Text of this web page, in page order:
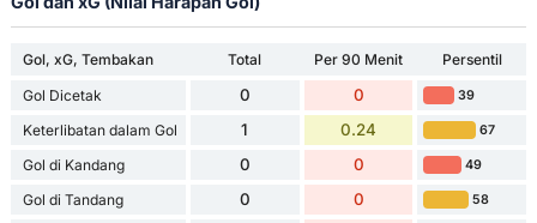
Gol, xG, Tembakan Total Per 90 Menit
Persentil
Gol Dicetak
0 0 39
Keterlibatan dalam Gol 1 0.24 67
Gol di Kandang 0 0 49
Gol di Tandang 0 0 58